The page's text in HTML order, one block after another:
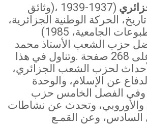
(1937-1939 ،(وثائق
الحركة الوطنية الجزائرية،
الجزائر ديوان المطبوعات الجامعية، 1985)
حزب الشعب الأستاذ محمد
.وتناول في هذا
لحزب الشعب الجزائري،
عن الإسلام، والوحدة
وفي الفصل الخامس حزب
والأوروبي، وتحدث عن نشاطات
وعن القمـع